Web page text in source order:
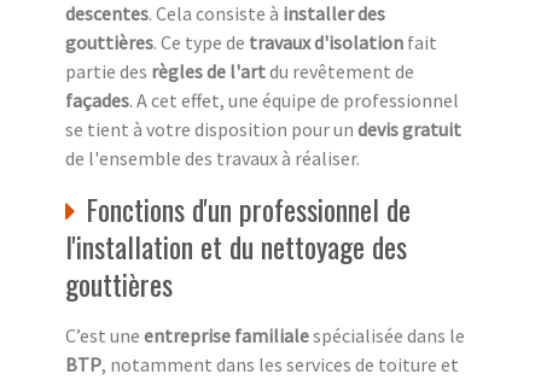
descentes. Cela consiste à installer des
gouttières. Ce type de travaux d'isolation fait
partie des règles de l'artdu revêtement de
façades. A cet effet, une équipe de professionnel
se tient à votre disposition pour un devis gratuit
de l'ensemble des travaux à réaliser.
Fonctions d'un professionnel de
l'installation et du nettoyage des
gouttières
C’est une entreprise familialespécialisée dans le
BTP, notamment dans les services de toiture et